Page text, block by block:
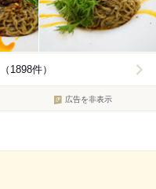
1898件）
広告を非表示